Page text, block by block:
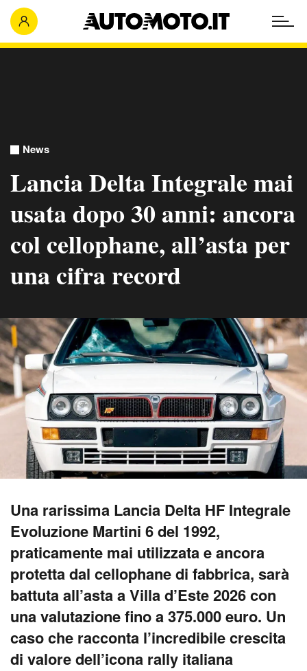
News
Lancia Delta Integrale mai
usata dopo 30 anni: ancora
col cellophane, all’asta per
una cifra record
Una rarissima Lancia Delta HF Integrale
Evoluzione Martini 6 del 1992,
praticamente mai utilizzata e ancora
protetta dal cellophane di fabbrica, sarà
battuta all’asta a Villa d’Este 2026 con
una valutazione fino a 375.000 euro. Un
caso che racconta l’incredibile crescita
di valore dell’icona rally italiana